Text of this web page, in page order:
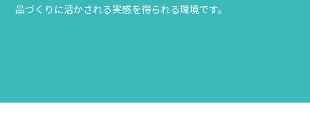
品づくりに活かされる実感を得られる環境です。